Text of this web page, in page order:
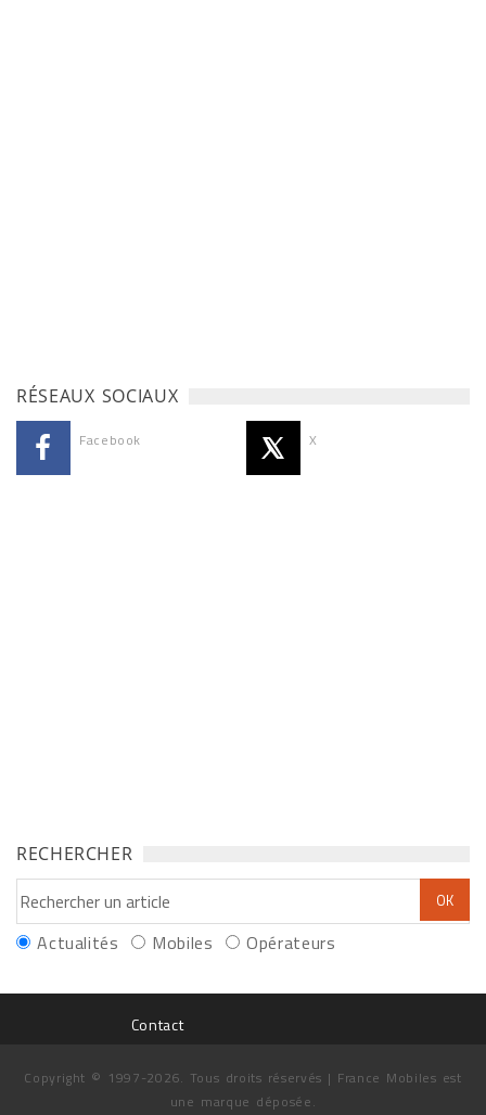
RÉSEAUX SOCIAUX
Facebook X
RECHERCHER
Actualités Mobiles Opérateurs
Contact
Copyright © 1997-2026. Tous droits réservés | France Mobiles est
une marque déposée.